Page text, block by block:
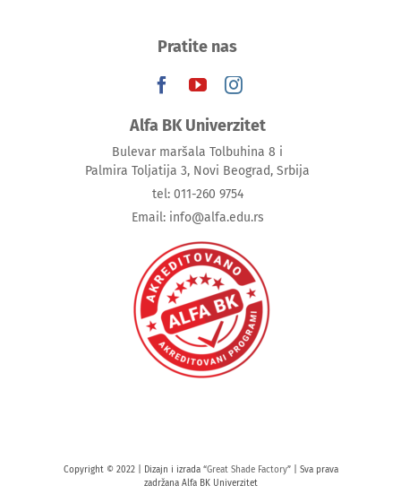
Pratite nas
Alfa BK Univerzitet
Bulevar maršala Tolbuhina 8 i
Palmira Toljatija 3, Novi Beograd, Srbija
tel: 011-260 9754
Email: info@alfa.edu.rs
Copyright © 2022 | Dizajn i izrada “Great Shade Factory” | Sva prava
zadržana Alfa BK Univerzitet